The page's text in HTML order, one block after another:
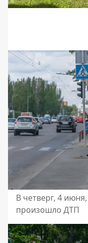
В четверг, 4
произошло ДТП